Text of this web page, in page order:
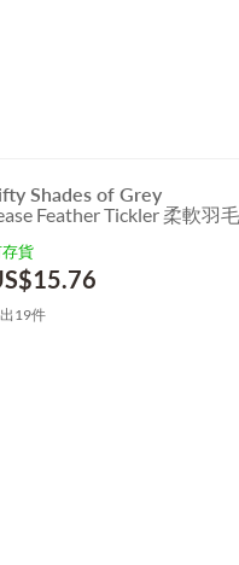
Shades of Grey
Feather Tickler 柔軟羽
貨
15.76
19件